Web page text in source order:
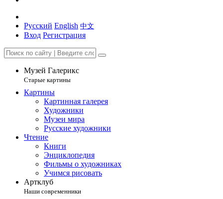
Русский English 中文
Вход Регистрация
Музей Галерикс
Старые картины
Картины
Картинная галерея
Художники
Музеи мира
Русские художники
Чтение
Книги
Энциклопедия
Фильмы о художниках
Учимся рисовать
Артклуб
Наши современники